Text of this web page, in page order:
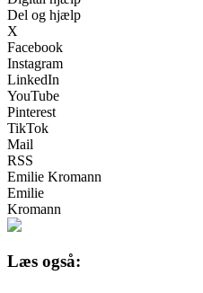
Del og hjælp
X
Facebook
Instagram
LinkedIn
YouTube
Pinterest
TikTok
Mail
RSS
Emilie Kromann
Emilie
Kromann
Læs også: